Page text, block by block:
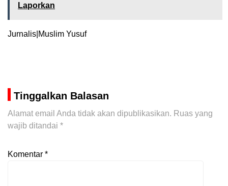
Laporkan
Jurnalis|Muslim Yusuf
Tinggalkan Balasan
Alamat email Anda tidak akan dipublikasikan. Ruas yang
wajib ditandai *
Komentar *